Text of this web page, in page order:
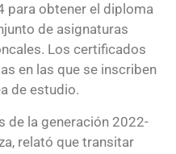
para obtener el diploma
de asignaturas
Los certificados
en las que se inscriben
de estudio.
de la generación 2022-
relató que transitar